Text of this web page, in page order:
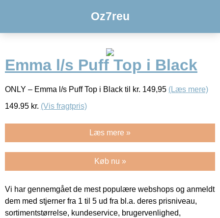
Oz7reu
Emma l/s Puff Top i Black
ONLY – Emma l/s Puff Top i Black til kr. 149,95 (Læs mere)
149.95 kr. (Vis fragtpris)
Læs mere »
Køb nu »
Vi har gennemgået de mest populære webshops og anmeldt
dem med stjerner fra 1 til 5 ud fra bl.a. deres prisniveau,
sortimentstørrelse, kundeservice, brugervenlighed,